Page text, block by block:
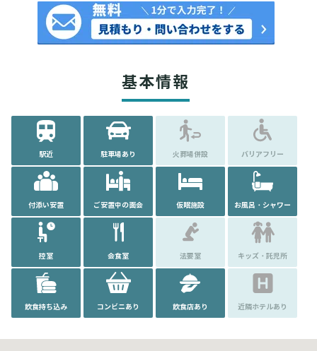
基本情報
駅近 駐車場あり 火葬場併設 バリアフリー
付添い安置 ご安置中の面会 仮眠施設 お風呂・シャワー
控室 会食室 法要室 キッズ・託児所
飲食持ち込み コンビニあり 飲食店あり 近隣ホテルあり